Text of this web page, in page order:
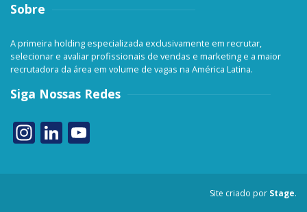
Sobre
A primeira holding especializada exclusivamente em recrutar,
selecionar e avaliar profissionais de vendas e marketing e a maior
recrutadora da área em volume de vagas na América Latina.
Siga Nossas Redes
Instagram
LinkedIn
Site criado por Stage.